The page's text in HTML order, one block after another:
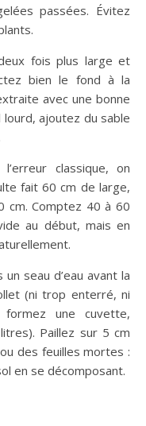
passées. Évitez
fois plus large et
bien le fond à la
avec une bonne
ajoutez du sable
classique, on
fait 60 cm de large,
cm. Comptez 40 à 60
au début, mais en
seau d’eau avant la
(ni trop enterré, ni
une cuvette,
Paillez sur 5 cm
des feuilles mortes :
en se décomposant.